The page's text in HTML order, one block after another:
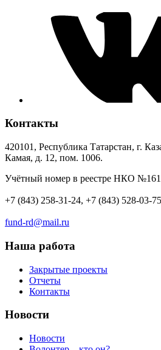
Контакты
420101, Республика Татарстан, г.
Камая, д. 12, пом. 1006.
Учётный номер в реестре НКО
+7 (843) 258-31-24, +7 (843) 528-03-75
fund-rd@mail.ru
Наша работа
Закрытые проекты
Отчеты
Контакты
Новости
Новости